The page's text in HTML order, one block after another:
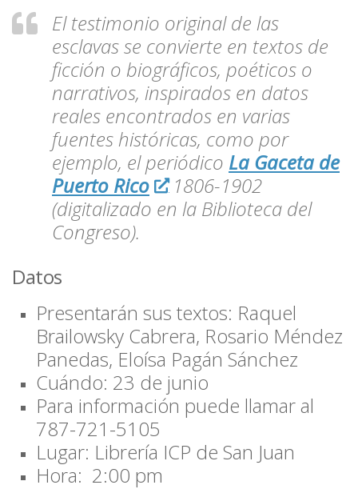
El testimonio original de las
esclavas se convierte en textos de
ficción o biográficos, poéticos o
narrativos, inspirados en datos
reales encontrados en varias
fuentes históricas, como por
ejemplo, el periódico La Gaceta de
Puerto Rico
1806-1902
(digitalizado en la Biblioteca del
Congreso).
Datos
Presentarán sus textos: Raquel
Brailowsky Cabrera, Rosario Méndez
Panedas, Eloísa Pagán Sánchez
Cuándo: 23 de junio
Para información puede llamar al
787-721-5105
Lugar: Librería ICP de San Juan
Hora: 2:00 pm